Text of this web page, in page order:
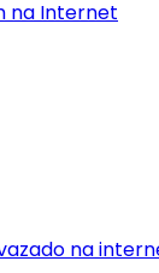
na Internet
na